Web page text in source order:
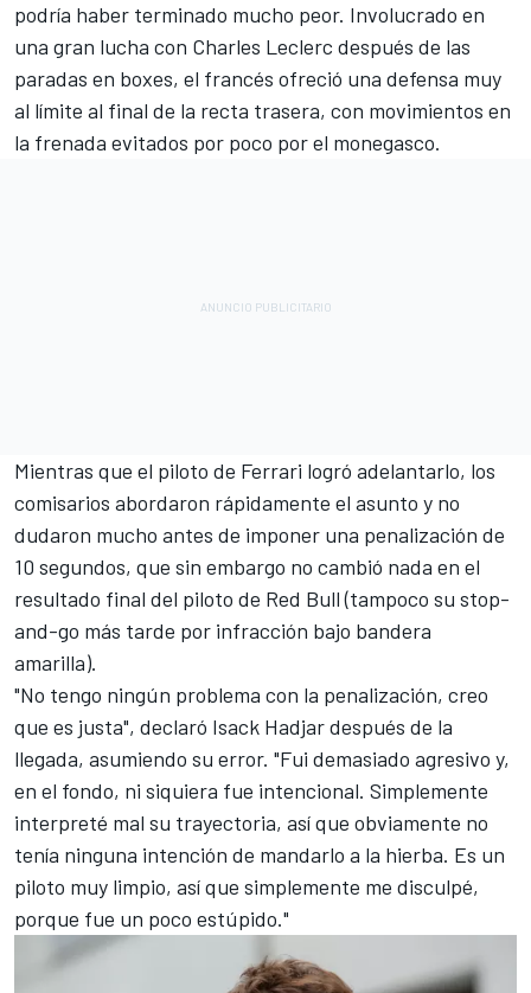
podría haber terminado mucho peor. Involucrado en
una gran lucha con Charles Leclerc después de las
paradas en boxes, el francés ofreció una defensa muy
al límite al final de la recta trasera, con movimientos en
la frenada evitados por poco por el monegasco.
Mientras que el piloto de Ferrari logró adelantarlo, los
comisarios abordaron rápidamente el asunto y no
dudaron mucho antes de imponer una penalización de
10 segundos, que sin embargo no cambió nada en el
resultado final del piloto de Red Bull (tampoco su stop-
and-go más tarde por infracción bajo bandera
amarilla).
"No tengo ningún problema con la penalización, creo
que es justa", declaró Isack Hadjar después de la
llegada, asumiendo su error. "Fui demasiado agresivo y,
en el fondo, ni siquiera fue intencional. Simplemente
interpreté mal su trayectoria, así que obviamente no
tenía ninguna intención de mandarlo a la hierba. Es un
piloto muy limpio, así que simplemente me disculpé,
porque fue un poco estúpido."